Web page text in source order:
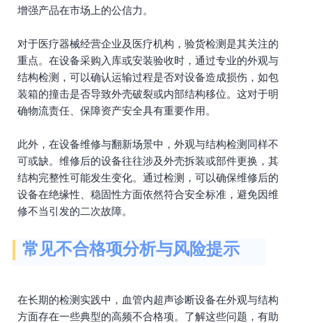
增强产品在市场上的公信力。
对于医疗器械经营企业及医疗机构，验货检测是其关注的
重点。在设备采购入库或安装验收时，通过专业的外观与
结构检测，可以确认运输过程是否对设备造成损伤，如包
装箱的撞击是否导致外壳破裂或内部结构移位。这对于明
确物流责任、保障资产安全具有重要作用。
此外，在设备维修与翻新场景中，外观与结构检测同样不
可或缺。维修后的设备往往涉及外壳拆装或部件更换，其
结构完整性可能发生变化。通过检测，可以确保维修后的
设备在绝缘性、稳固性方面依然符合安全标准，避免因维
修不当引发的二次故障。
常见不合格项分析与风险提示
在长期的检测实践中，血管内超声诊断设备在外观与结构
方面存在一些典型的高频不合格项。了解这些问题，有助